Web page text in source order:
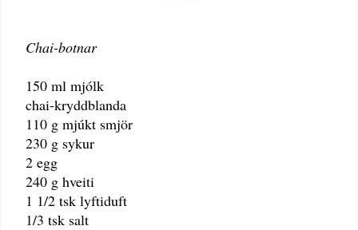
Chai-botnar
150 ml mjólk
chai-kryddblanda
110 g mjúkt smjör
230 g sykur
2 egg
240 g hveiti
1 1/2 tsk lyftiduft
1/3 tsk salt